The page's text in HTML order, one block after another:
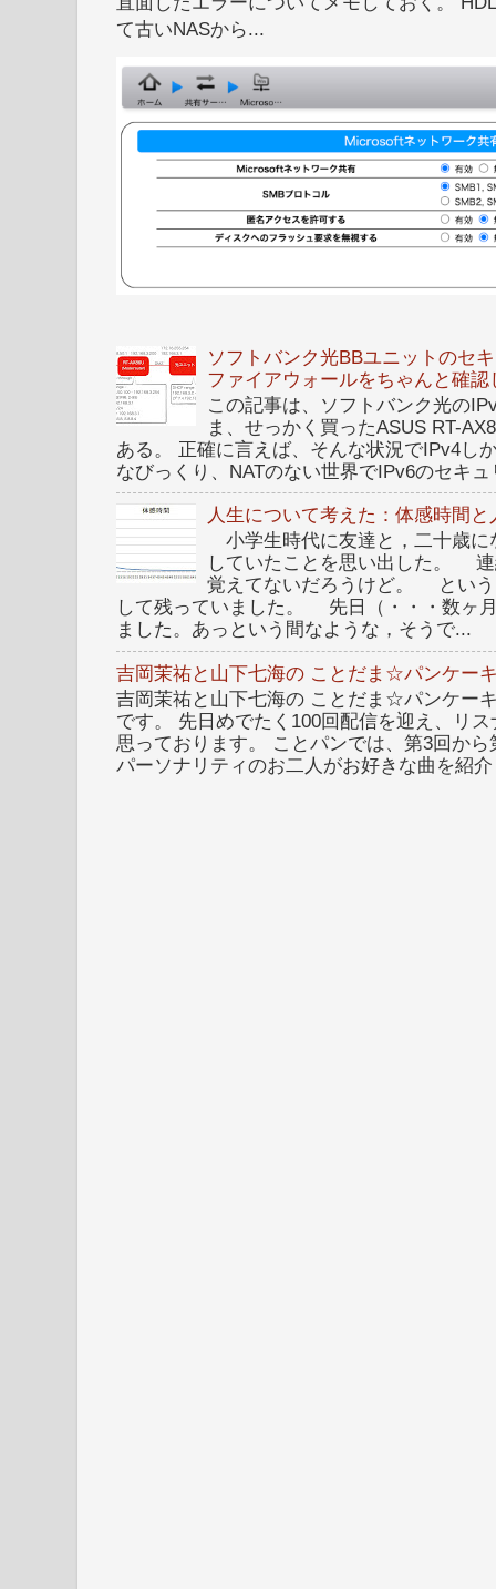
て古いNASから...
ソフトバンク光BBユニットのセ
ファイアウォールをちゃんと確認
この記事は、ソフトバンク光の
ま、せっかく買ったASUS RT-
ある。 正確に言えば、そんな状況でIPv4し
なびっくり、NATのない世界でIPv6のセキ
人生について考えた：体感時間
小学生時代に友達と，二十歳に
していたことを思い出した。
覚えてないだろうけど。 という
して残っていました。 先日（・・・数ヶ
ました。あっという間なような，そうで...
吉岡茉祐と山下七海の ことだま☆パンケー
吉岡茉祐と山下七海の ことだま☆パンケー
です。 先日めでたく100回配信を迎え、リ
思っております。 ことパンでは、第3回か
パーソナリティのお二人がお好きな曲を紹